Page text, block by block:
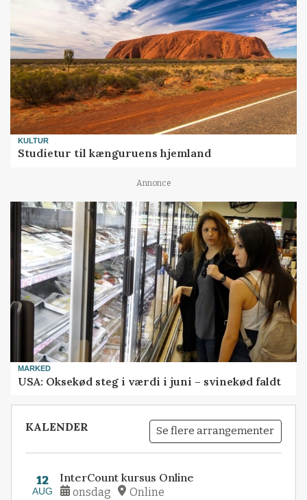
KULTUR
Studietur til kænguruens hjemland
Annonce
MARKED
USA: Oksekød steg i værdi i juni – svinekød faldt
KALENDER Se flere arrangementer
12
AUG
InterCount kursus Online
onsdag Online